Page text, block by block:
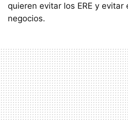
quieren evitar los ERE y evitar
negocios.